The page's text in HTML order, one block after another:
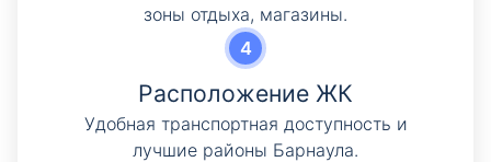
зоны отдыха, магазины.
Расположение ЖК
Удобная транспортная доступность и
лучшие районы Барнаула.